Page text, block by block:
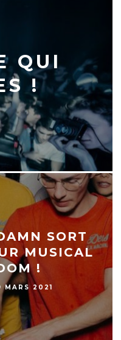
QUI
!
SORT
MUSICAL
!
MARS 2021